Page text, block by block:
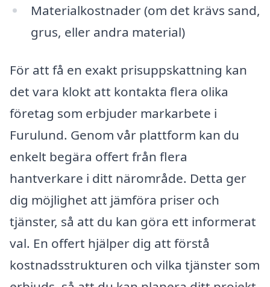
Materialkostnader (om det krävs sand,
grus, eller andra material)
För att få en exakt prisuppskattning kan
det vara klokt att kontakta flera olika
företag som erbjuder markarbete i
Furulund. Genom vår plattform kan du
enkelt begära offert från flera
hantverkare i ditt närområde. Detta ger
dig möjlighet att jämföra priser och
tjänster, så att du kan göra ett informerat
val. En offert hjälper dig att förstå
kostnadsstrukturen och vilka tjänster som